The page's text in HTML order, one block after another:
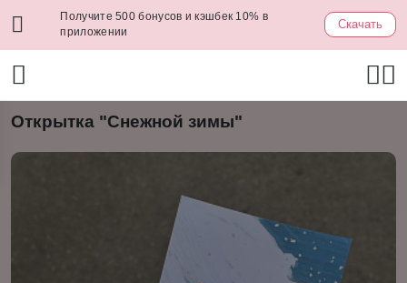
Получите 500 бонусов и кэшбек 10% в
приложении
Скачать
Открытка "Снежной зимы"